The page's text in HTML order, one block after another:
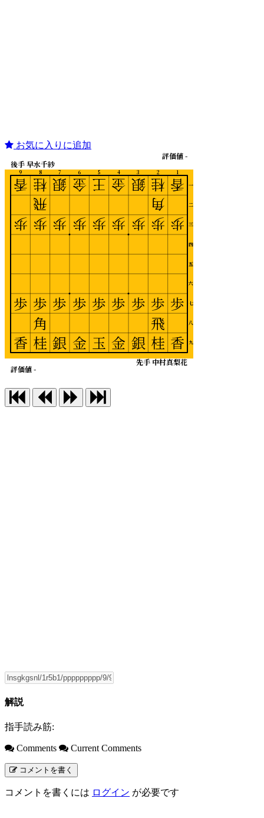
お気に入りに追加
1
2
3
4
5
6
7
8
9
一
二
三
四
五
六
七
八
九
先手 中村真梨花
後手 早水千紗
評価値 -
評価値 -
香
歩
歩
香
桂
角
歩
歩
飛
桂
銀
歩
歩
銀
金
歩
歩
金
王
歩
歩
玉
金
歩
歩
金
銀
歩
歩
銀
桂
飛
歩
歩
角
桂
香
歩
歩
香
解説
指手読み筋:
Comments Current Comments
コメントを書く
コメントを書くには ログイン が必要です